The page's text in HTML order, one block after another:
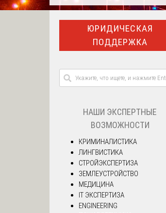
ЮРИДИЧЕСКАЯ
ПОДДЕРЖКА
НАШИ ЭКСПЕРТНЫЕ
ВОЗМОЖНОСТИ
КРИМИНАЛИСТИКА
ЛИНГВИСТИКА
СТРОЙЭКСПЕРТИЗА
ЗЕМЛЕУСТРОЙСТВО
МЕДИЦИНА
IT ЭКСПЕРТИЗА
ENGINEERING